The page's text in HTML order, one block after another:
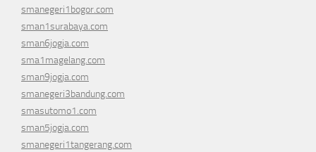
smanegeri1bogor.com
sman1surabaya.com
sman6jogja.com
sma1magelang.com
sman9jogja.com
smanegeri3bandung.com
smasutomo1.com
sman5jogja.com
smanegeri1tangerang.com